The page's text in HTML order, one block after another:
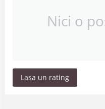
Nici o
Lasa un rating